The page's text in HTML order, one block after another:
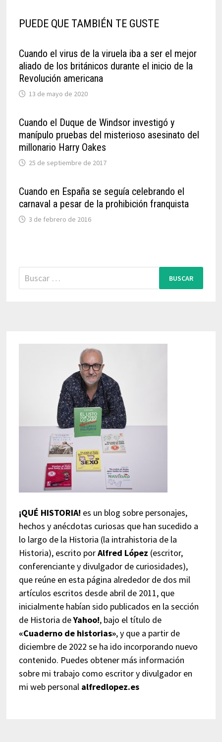
PUEDE QUE TAMBIÉN TE GUSTE
Cuando el virus de la viruela iba a ser el mejor
aliado de los británicos durante el inicio de la
Revolución americana
13 de mayo de 2020
Cuando el Duque de Windsor investigó y
manípulo pruebas del misterioso asesinato del
millonario Harry Oakes
25 de septiembre de 2017
Cuando en España se seguía celebrando el
carnaval a pesar de la prohibición franquista
3 de febrero de 2016
Buscar:
¡QUÉ HISTORIA! es un blog sobre personajes,
hechos y anécdotas curiosas que han sucedido a
lo largo de la Historia (la intrahistoria de la
Historia), escrito porAlfred López (escritor,
conferenciante y divulgador de curiosidades),
que reúne en esta página alrededor de dos mil
artículos escritos desde abril de 2011, que
inicialmente habían sido publicados en la sección
de Historia deYahoo!, bajo el título de
«Cuaderno de historias», y que a partir de
diciembre de 2022 se ha ido incorporando nuevo
contenido. Puedes obtener más información
sobre mi trabajo como escritor y divulgador en
mi web personal alfredlopez.es